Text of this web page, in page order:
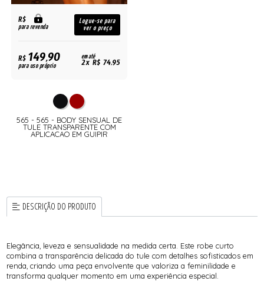
R$
para revenda
Logue-se para
ver o preço
R$149,90
para uso próprio
em até
2x R$ 74,95
565 - 565 - BODY SENSUAL DE
TULE TRANSPARENTE COM
APLICACAO EM GUIPIR
DESCRIÇÃO DO PRODUTO
Elegância, leveza e sensualidade na medida certa. Este robe curto
combina a transparência delicada do tule com detalhes sofisticados em
renda, criando uma peça envolvente que valoriza a feminilidade e
transforma qualquer momento em uma experiência especial.